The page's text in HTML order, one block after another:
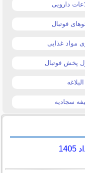
دارویی
فوتبال
مواد غذایی
پخش فوتبال
سجادیه